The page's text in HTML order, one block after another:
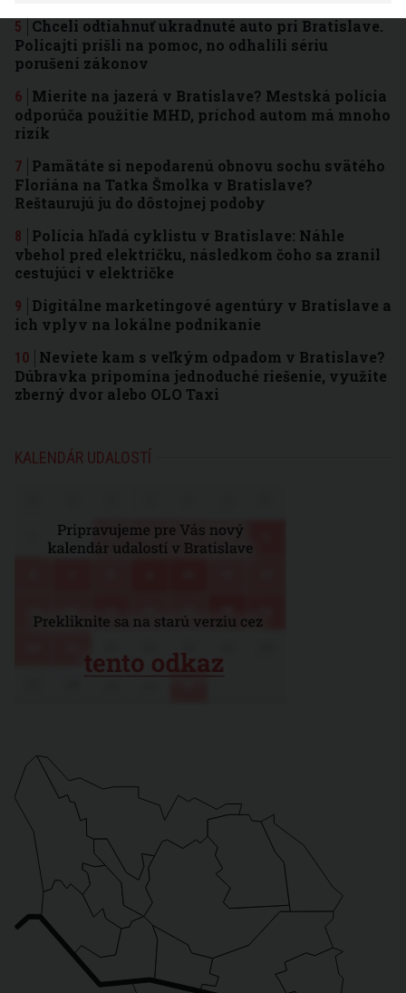
Chceli odtiahnuť ukradnuté auto pri Bratislave.
Policajti prišli na pomoc, no odhalili sériu
porušení zákonov
Mierite na jazerá v Bratislave? Mestská polícia
odporúča použitie MHD, príchod autom má mnoho
rizík
Pamätáte si nepodarenú obnovu sochu svätého
Floriána na Tatka Šmolka v Bratislave?
Reštaurujú ju do dôstojnej podoby
Polícia hľadá cyklistu v Bratislave: Náhle
vbehol pred električku, následkom čoho sa zranil
cestujúci v električke
Digitálne marketingové agentúry v Bratislave a
ich vplyv na lokálne podnikanie
Neviete kam s veľkým odpadom v Bratislave?
Dúbravka pripomína jednoduché riešenie, využite
zberný dvor alebo OLO Taxi
KALENDÁR UDALOSTÍ